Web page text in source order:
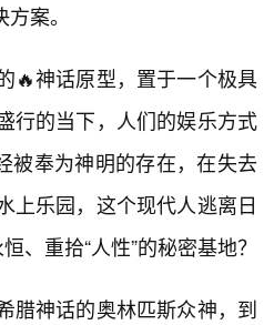
案。
🔥神话原型，置于一个极具
行的当下，人们的娱乐方式
被奉为神明的存在，在失去
上乐园，这个现代人逃离日
、重拾“人性”的秘密基地？
腊神话的奥林匹斯众神，到